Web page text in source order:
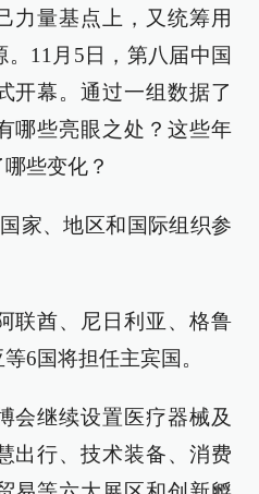
力量基点上，又统筹用
11月5日，第八届中国
开幕。通过一组数据了
哪些亮眼之处？这些年
些变化？
家、地区和国际组织参
联酋、尼日利亚、格鲁
6国将担任主宾国。
会继续设置医疗器械及
出行、技术装备、消费